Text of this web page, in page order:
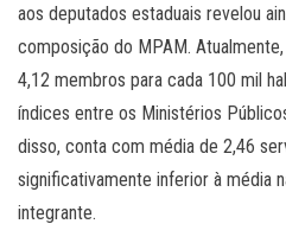
aos deputados estaduais revelou
composição do MPAM.
4,12 membros para cada 100 mil
índices entre os Ministérios
disso, conta com média de 2,46
significativamente inferior à média
integrante.